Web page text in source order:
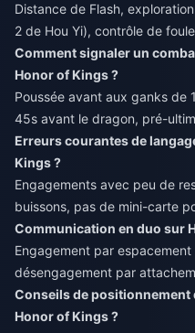
Distance de Flash,
2 de Hou Yi), contrôle de
Comment signaler un
Honor of Kings ?
Poussée avant aux ganks
45s avant le dragon, pré-
Erreurs courantes de
Kings ?
Engagements avec peu de
buissons, pas de mini-carte
Communication en duo sur
Engagement par
désengagement par
Conseils de
Honor of Kings ?